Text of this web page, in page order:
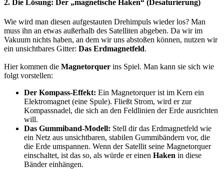
2. Die Lösung: Der „magnetische Haken“ (Desaturierung)​
Wie wird man diesen aufgestauten Drehimpuls wieder los? Man
muss ihn an etwas außerhalb des Satelliten abgeben. Da wir im
Vakuum nichts haben, an dem wir uns abstoßen können, nutzen wir
ein unsichtbares Gitter: Das Erdmagnetfeld.
Hier kommen die Magnetorquer ins Spiel. Man kann sie sich wie
folgt vorstellen:
Der Kompass-Effekt: Ein Magnetorquer ist im Kern ein
Elektromagnet (eine Spule). Fließt Strom, wird er zur
Kompassnadel, die sich an den Feldlinien der Erde ausrichten
will.
Das Gummiband-Modell: Stell dir das Erdmagnetfeld wie
ein Netz aus unsichtbaren, stabilen Gummibändern vor, die
die Erde umspannen. Wenn der Satellit seine Magnetorquer
einschaltet, ist das so, als würde er einen Haken in diese
Bänder einhängen.